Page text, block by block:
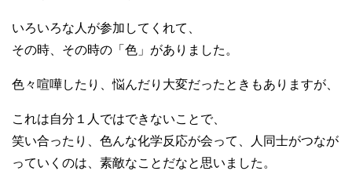
いろいろな人が参加してくれて、
その時、その時の「色」がありました。
色々喧嘩したり、悩んだり大変だったときもありますが、
これは自分１人ではできないことで、
笑い合ったり、色んな化学反応が会って、人同士がつなが
っていくのは、素敵なことだなと思いました。